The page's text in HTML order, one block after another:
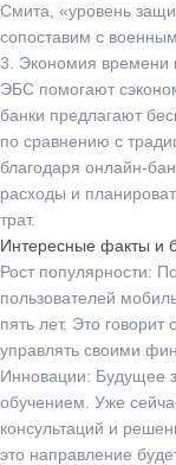
Смита, «уровень
сопоставим с
3. Экономия времени
ЭБС помогают
банки предлагают
по сравнению с
благодаря онлайн-
расходы и
трат.
Интересные факты и
Рост популярности:
пользователей
пять лет. Это
управлять своими
Инновации: Будущее
обучением. Уже
консультаций и
это направление